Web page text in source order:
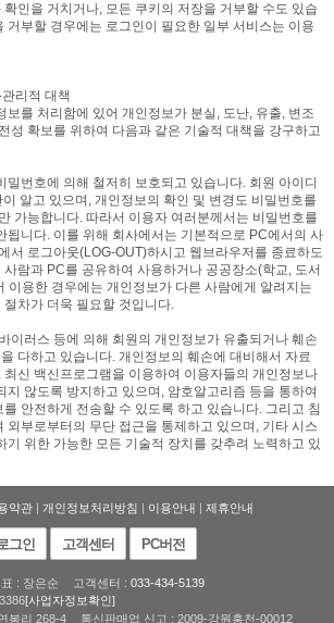
인을 거치거나, 모든 쿠키의 저장을 거부할 수도 있습
거부할 경우에는 로그인이 필요한 일부 서비스는 이용
리적 대책
보를 처리함에 있어 개인정보가 분실, 도난, 유출, 변조
성 확보를 위하여 다음과 같은 기술적 대책을 강구하고
밀번호에 의해 철저히 보호되고 있습니다. 회원 아이디
알고 있으며, 개인정보의 확인 및 변경도 비밀번호를
가능합니다. 따라서 이용자 여러분께서는 비밀번호를
됩니다. 이를 위해 회사에서는 기본적으로 PC에서의 사
서 로그아웃(LOG-OUT)하시고 웹브라우저를 종료하도
람과 PC를 공유하여 사용하거나 공공장소(학교, 도서
이용한 경우에는 개인정보가 다른 사람에게 알려지는
차가 더욱 필요할 것입니다.
이러스 등에 의해 회원의 개인정보가 유출되거나 훼손
다하고 있습니다. 개인정보의 훼손에 대비해서 자료
최신 백신프로그램을 이용하여 이용자들의 개인정보나
지 않도록 방지하고 있으며, 암호알고리즘 등을 통하여
안전하게 전송할 수 있도록 하고 있습니다. 그리고 침
외부로부터의 무단 접근을 통제하고 있으며, 기타 시스
기 위한 가능한 모든 기술적 장치를 갖추려 노력하고 있
약관 | 개인정보처리방침 | 이용안내 | 제휴안내
그인 고객센터 PC버전
: 장은순 고객센터 : 033-434-5139
[사업자정보확인]
봉리 268-4
통신판매업 신고 : 2009-강원홍천-00012